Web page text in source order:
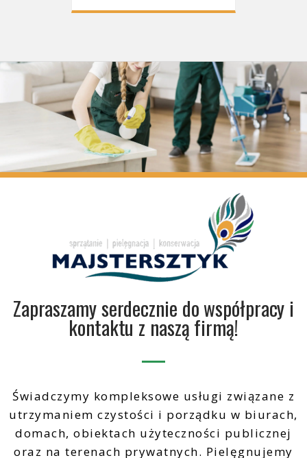
Zapraszamy serdecznie do współpracy i
kontaktu z naszą firmą!
Świadczymy kompleksowe usługi związane z
utrzymaniem czystości i porządku w biurach,
domach, obiektach użyteczności publicznej
oraz na terenach prywatnych. Pielęgnujemy